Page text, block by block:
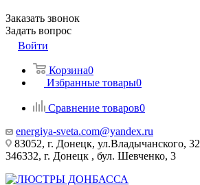
Заказать звонок
Задать вопрос
Войти
Корзина0
Избранные товары0
Сравнение товаров0
energiya-sveta.com@yandex.ru
83052, г. Донецк, ул.Владычанского, 32
346332, г. Донецк , бул. Шевченко, 3